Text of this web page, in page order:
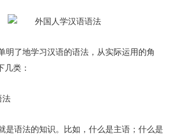
明了地学习汉语的语法，从实际运用的角
类：
法
是语法的知识。比如，什么是主语；什么是